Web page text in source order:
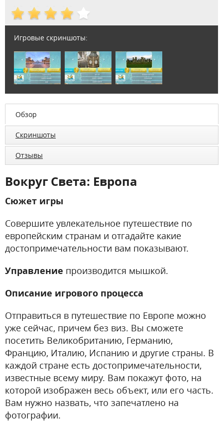
Игровые скриншоты:
Обзор
Скриншоты
Отзывы
Вокруг Света: Европа
Сюжет игры
Совершите увлекательное путешествие по
европейским странам и отгадайте какие
достопримечательности вам показывают.
Управление производится мышкой.
Описание игрового процесса
Отправиться в путешествие по Европе можно
уже сейчас, причем без виз. Вы сможете
посетить Великобританию, Германию,
Францию, Италию, Испанию и другие страны. В
каждой стране есть достопримечательности,
известные всему миру. Вам покажут фото, на
которой изображен весь объект, или его часть.
Вам нужно назвать, что запечатлено на
фотографии.